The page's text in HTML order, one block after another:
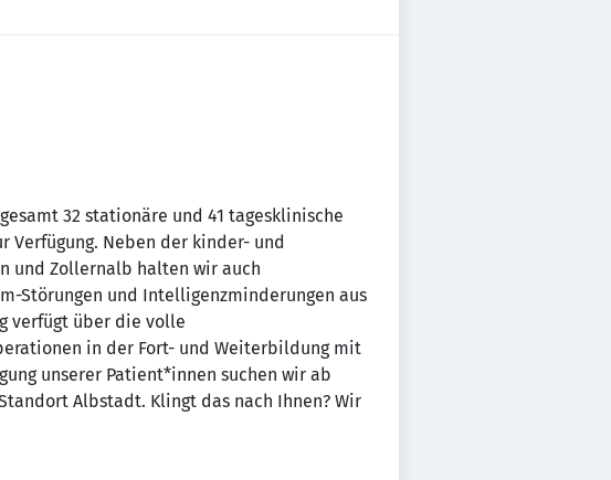
32 stationäre und 41 tagesklinische
Verfügung. Neben der kinder- und
und Zollernalb halten wir auch
Störungen und Intelligenzminderungen aus
verfügt über die volle
in der Fort- und Weiterbildung mit
unserer Patient*innen suchen wir ab
Albstadt. Klingt das nach Ihnen? Wir